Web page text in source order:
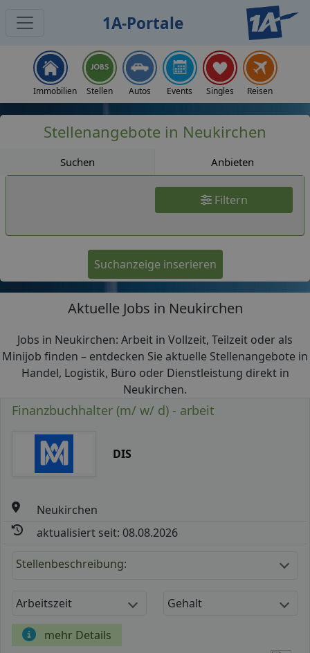
1A-Portale
Immobilien Stellen Autos Events Singles Reisen
Stellenangebote in Neukirchen
Suchen Anbieten
Filtern
Suchanzeige inserieren
Aktuelle Jobs in Neukirchen
Jobs in Neukirchen: Arbeit in Vollzeit, Teilzeit oder als
Minijob finden – entdecken Sie aktuelle Stellenangebote in
Handel, Logistik, Büro oder Dienstleistung direkt in
Neukirchen.
Finanzbuchhalter (m/ w/ d) - arbeit
DIS
Neukirchen
aktualisiert seit: 08.08.2026
Stellenbeschreibung:
Arbeitszeit Gehalt
mehr Details